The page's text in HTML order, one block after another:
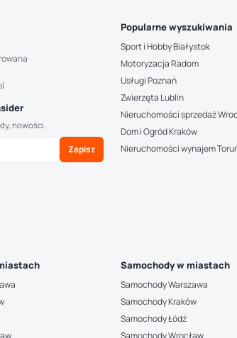
nowości.
Zapisz
Popularne wyszukiwania
Sport i Hobby Białystok
Motoryzacja Radom
Usługi Poznań
Zwierzęta Lublin
Nieruchomości sprzedaż
Dom i Ogród Kraków
Nieruchomości wynajem
Samochody w miastach
Samochody Warszawa
Samochody Kraków
Samochody Łódź
Samochody Wrocław